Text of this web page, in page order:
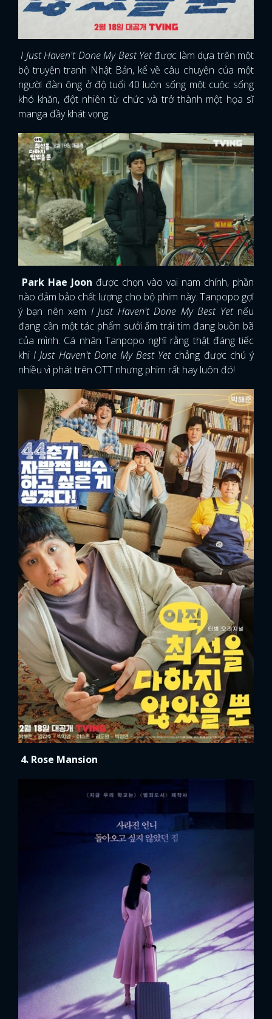
x
ĐĂNG NHẬP
I Just Haven't Done My Best Yetđược làm dựa trên một
bộ truyện tranh Nhật Bản, kể về câu chuyện của một
người đàn ông ở độ tuổi 40 luôn sống một cuộc sống
khó khăn, đột nhiên từ chức và trở thành một họa sĩ
manga đầy khát vọng.
Park Hae Joon được chọn vào vai nam chính, phần
nào đảm bảo chất lượng cho bộ phim này. Tanpopo gợi
ý bạn nên xem I Just Haven't Done My Best Yetnếu
đang cần một tác phẩm sưởi ấm trái tim đang buồn bã
của mình. Cá nhân Tanpopo nghĩ rằng thật đáng tiếc
khiI Just Haven't Done My Best Yetchẳng được chú ý
nhiều vì phát trên OTT nhưng phim rất hay luôn đó!
4. Rose Mansion